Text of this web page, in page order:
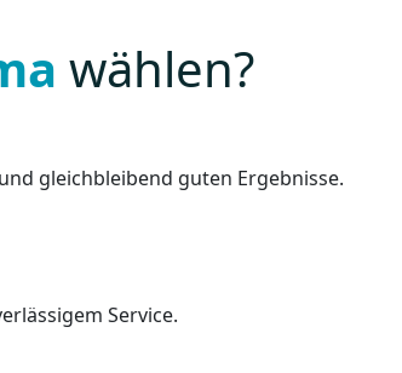
wählen?
gleichbleibend guten Ergebnisse.
Service.